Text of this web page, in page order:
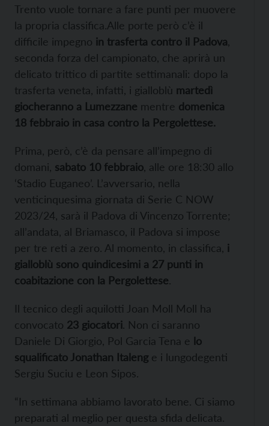
Trento vuole tornare a fare punti per muovere
la propria classifica.Alle porte però c’è il
difficile impegno in trasferta contro il Padova
seconda forza del campionato, che aprirà un
delicato trittico di partite settimanali: dopo la
trasferta veneta, infatti, i gialloblù martedì
giocheranno a Lumezzane mentre domenica
18 febbraio in casa contro la Pergolettese.
Prima, però, c’è da pensare all’impegno di
domani, sabato 10 febbraio , alle ore 18:30 allo
‘Stadio Euganeo’. L’avversario, nella
venticinquesima giornata di Serie C NOW
2023/24, sarà il Padova di Vincenzo Torrente;
all’andata, al Briamasco, il Padova si impose
per tre reti a zero. Al momento, in classifica, i
gialloblù sono quindicesimi a 27 punti in
coabitazione con la Pergolettese.
Il tecnico degli aquilotti Joan Moll Moll ha
convocato 23 giocatori. Non ci saranno
Daniele Di Giorgio, Pol Garcia Tena e lo
squalificato Jonathan Italeng e i lungodegenti
Sergiu Suciu e Leon Sipos.
“In settimana abbiamo lavorato bene. Ci siamo
preparati al meglio per questa sfida delicata.